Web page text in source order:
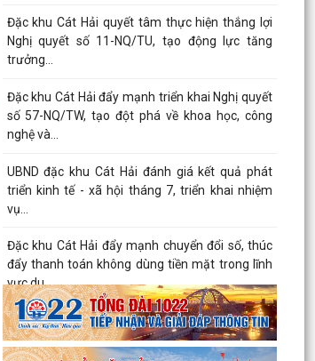
Sinh hoạt chuyên đề gắn với học tập và làm
theo Bác, nâng cao chất lượng hoạt động của
Chi bộ Cơ...
Lễ chào cờ tháng 8: Đặc khu Cát Hải tăng tốc
thực hiện các nhiệm vụ trọng tâm năm 2026
Cát Hải đối thoại trực tiếp với Nhân dân
Nâng cao chất lượng hoạt động ủy thác vay vốn
Đặc khu Cát Hải triển khai học tập, quán triệt
Nghị quyết Hội nghị Trung ương 3 khóa XIV
Quy định số 207-QĐ/TW về những điều đảng
viên không được làm